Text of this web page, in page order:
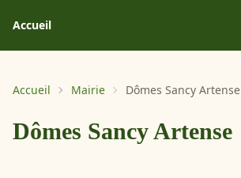
Accueil
Accueil Mairie Dômes Sancy Artense
Dômes Sancy Artense